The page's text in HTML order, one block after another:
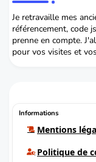
Je retravaille mes
référencement, code
prenne en compte.
pour vos visites et
Informations
Mentions
Politique de